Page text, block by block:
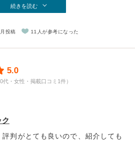
続きを読む
投稿 11人が参考になった
5.0
代・女性・掲載口コミ1件）
判がとても良いので、紹介しても